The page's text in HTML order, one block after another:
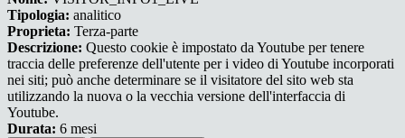
Tipologia: analitico
Proprieta: Terza-parte
Descrizione: Questo cookie è impostato da Youtube per tenere
traccia delle preferenze dell'utente per i video di Youtube incorporati
nei siti; può anche determinare se il visitatore del sito web sta
utilizzando la nuova o la vecchia versione dell'interfaccia di
Youtube.
Durata: 6 mesi